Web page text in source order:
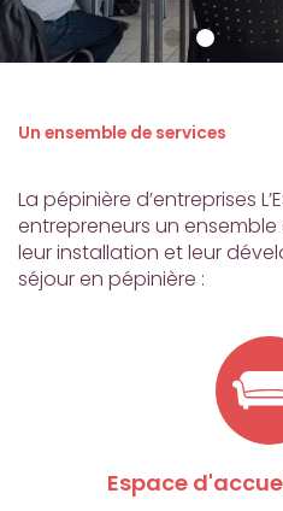
Un ensemble de services
La pépinière d’entreprises
entrepreneurs un
leur installation et leur
séjour en pépinière :
Espace